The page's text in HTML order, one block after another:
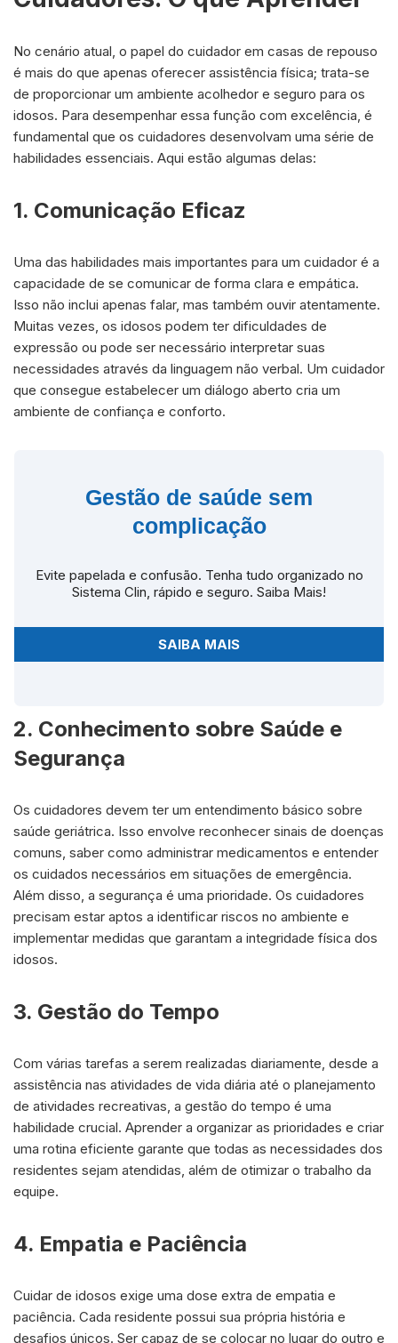
No cenário atual, o papel do cuidador em casas de repouso
é mais do que apenas oferecer assistência física; trata-se
de proporcionar um ambiente acolhedor e seguro para os
idosos. Para desempenhar essa função com excelência, é
fundamental que os cuidadores desenvolvam uma série de
habilidades essenciais. Aqui estão algumas delas:
1. Comunicação Eficaz
Uma das habilidades mais importantes para um cuidador é a
capacidade de se comunicar de forma clara e empática.
Isso não inclui apenas falar, mas também ouvir atentamente.
Muitas vezes, os idosos podem ter dificuldades de
expressão ou pode ser necessário interpretar suas
necessidades através da linguagem não verbal. Um cuidador
que consegue estabelecer um diálogo aberto cria um
ambiente de confiança e conforto.
Gestão de saúde sem
complicação
Evite papelada e confusão. Tenha tudo organizado no
Sistema Clin, rápido e seguro. Saiba Mais!
SAIBA MAIS
2. Conhecimento sobre Saúde e
Segurança
Os cuidadores devem ter um entendimento básico sobre
saúde geriátrica. Isso envolve reconhecer sinais de doenças
comuns, saber como administrar medicamentos e entender
os cuidados necessários em situações de emergência.
Além disso, a segurança é uma prioridade. Os cuidadores
precisam estar aptos a identificar riscos no ambiente e
implementar medidas que garantam a integridade física dos
idosos.
3. Gestão do Tempo
Com várias tarefas a serem realizadas diariamente, desde a
assistência nas atividades de vida diária até o planejamento
de atividades recreativas, a gestão do tempo é uma
habilidade crucial. Aprender a organizar as prioridades e criar
uma rotina eficiente garante que todas as necessidades dos
residentes sejam atendidas, além de otimizar o trabalho da
equipe.
4. Empatia e Paciência
Cuidar de idosos exige uma dose extra de empatia e
paciência. Cada residente possui sua própria história e
desafios únicos. Ser capaz de se colocar no lugar do outro e